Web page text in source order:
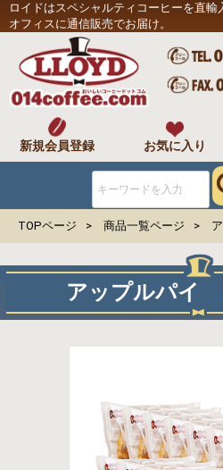
ロイドはスペシャルティコーヒーを直輸
オフィスに通信販売でお届け。
新規会員登録 お気に入り
TOPページ 商品一覧ページ
アップルパイ